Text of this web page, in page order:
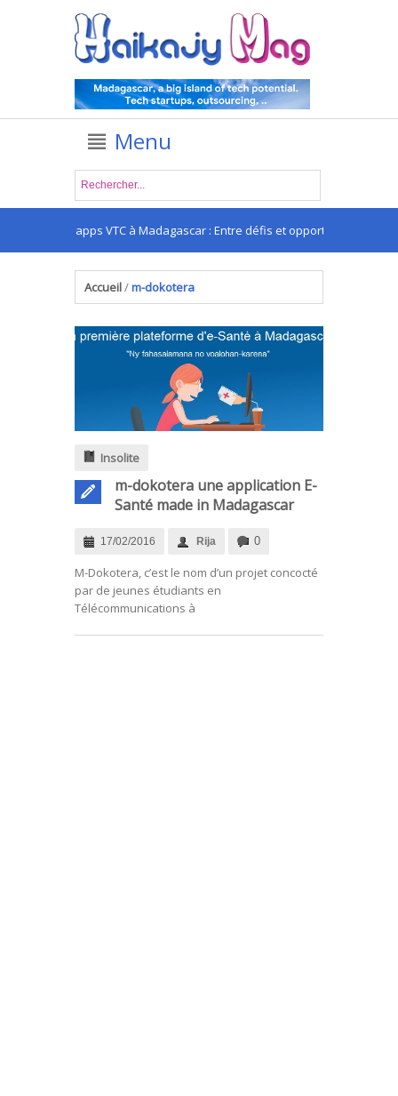
Menu
Les apps VTC à Madagascar : Entre défis et opportunités
Accueil/m-dokotera
.
Insolite
m-dokotera une application E-
Santé made in Madagascar
17/02/2016 Rija 0
M-Dokotera, c’est le nom d’un projet concocté
par de jeunes étudiants en
Télécommunications à